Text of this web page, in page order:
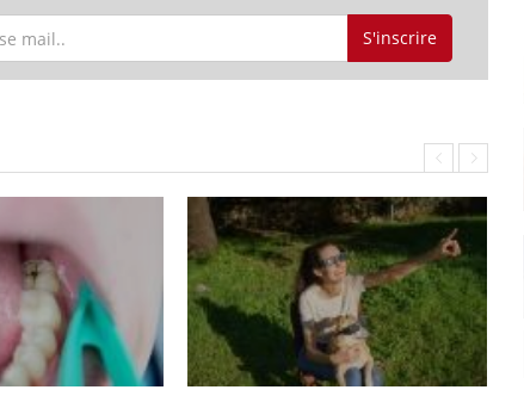
S'inscrire